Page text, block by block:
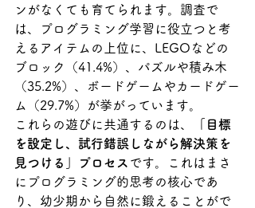
ンがなくても育てられます。調査で
は、プログラミング学習に役立つと考
えるアイテムの上位に、LEGOなどの
ブロック（41.4%）、パズルや積み木
（35.2%）、ボードゲームやカードゲー
ム（29.7%）が挙がっています。
これらの遊びに共通するのは、
「目標
を設定し、試行錯誤しながら解決策を
見つける」プロセス です。これはまさ
にプログラミング的思考の核心であ
り、幼少期から自然に鍛えることがで